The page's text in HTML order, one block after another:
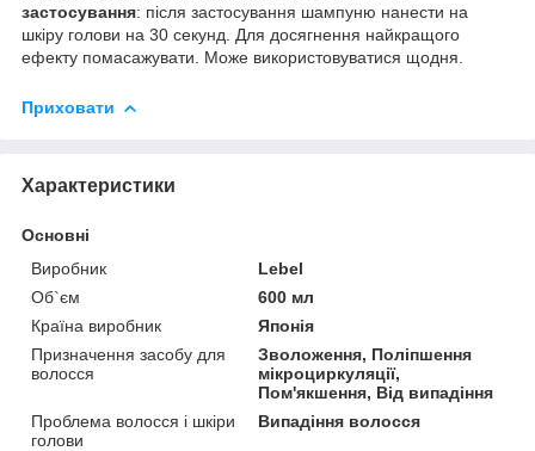
застосування: після застосування шампуню нанести на
шкіру голови на 30 секунд. Для досягнення найкращого
ефекту помасажувати. Може використовуватися щодня.
Приховати
Характеристики
Основні
Виробник
Lebel
Об`єм
600 мл
Країна виробник
Японія
Призначення засобу для
волосся
Зволоження, Поліпшення
мікроциркуляції,
Пом'якшення, Від випадіння
Проблема волосся і шкіри
голови
Випадіння волосся